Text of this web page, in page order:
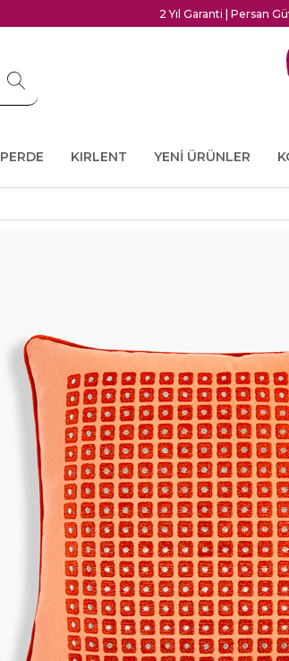
2 Yıl Garanti | Persan
PERDE KIRLENT YENİ ÜRÜNLER